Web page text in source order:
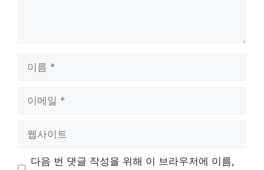
다음 번 댓글 작성을 위해 이 브라우저에 이름,